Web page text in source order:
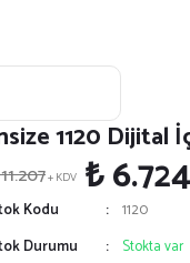
1120 Dijital
+ KDV ₺ 6.724
Kodu
1120
Durumu
Stokta var